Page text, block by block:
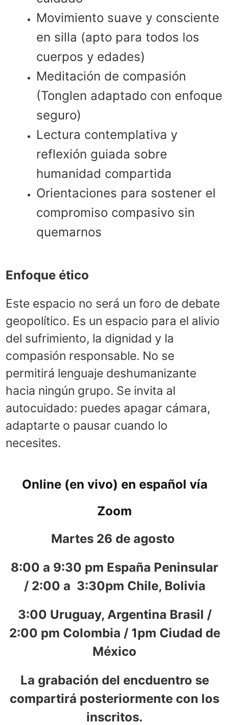
Movimiento suave y consciente
en silla (apto para todos los
cuerpos y edades)
Meditación de compasión
(Tonglen adaptado con enfoque
seguro)
Lectura contemplativa y
reflexión guiada sobre
humanidad compartida
Orientaciones para sostener el
compromiso compasivo sin
quemarnos
Enfoque ético
Este espacio no será un foro de debate
geopolítico. Es un espacio para el alivio
del sufrimiento, la dignidad y la
compasión responsable. No se
permitirá lenguaje deshumanizante
hacia ningún grupo. Se invita al
autocuidado: puedes apagar cámara,
adaptarte o pausar cuando lo
necesites.
Online (en vivo) en español vía
Zoom
Martes 26 de agosto
8:00 a 9:30 pm España Peninsular
/ 2:00 a 3:30pm Chile, Bolivia
3:00 Uruguay, Argentina Brasil /
2:00 pm Colombia / 1pm Ciudad de
México
La grabación del encduentro se
compartirá posteriormente con los
inscritos.